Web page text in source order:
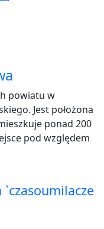
powiatu w
Jest położona
ponad 200
pod względem